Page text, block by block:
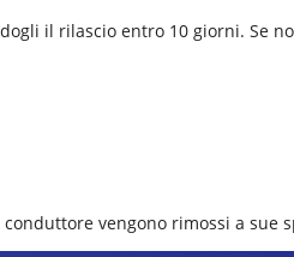
il rilascio entro 10 giorni. Se
vengono rimossi a sue